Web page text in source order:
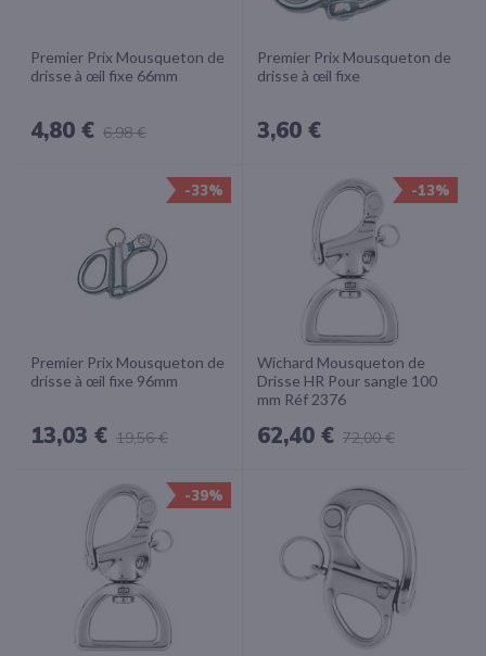
Premier Prix Mousqueton de
drisse à œil fixe 66mm
4,80 € 6,98 €
Premier Prix Mousqueton de
drisse à œil fixe
3,60 €
-33%
Premier Prix Mousqueton de
drisse à œil fixe 96mm
13,03 € 19,56 €
-13%
Wichard Mousqueton de
Drisse HR Pour sangle 100
mm Réf 2376
62,40 € 72,00 €
-39%